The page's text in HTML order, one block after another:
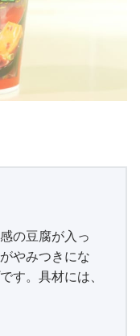
の豆腐が入っ
やみつきにな
す。具材には、